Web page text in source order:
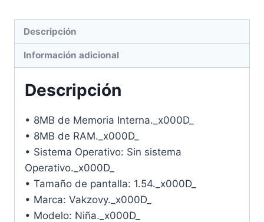
Descripción
Información adicional
Descripción
• 8MB de Memoria Interna._x000D_
• 8MB de RAM._x000D_
• Sistema Operativo: Sin sistema
Operativo._x000D_
• Tamaño de pantalla: 1.54._x000D_
• Marca: Vakzovy._x000D_
• Modelo: Niña._x000D_